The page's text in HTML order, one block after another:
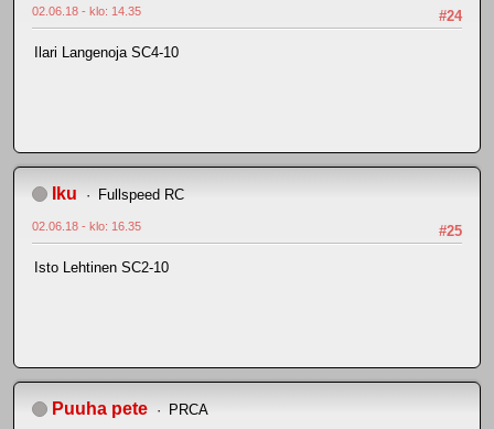
#24
02.06.18 - klo: 14.35
Ilari Langenoja SC4-10
Iku Fullspeed RC
#25
02.06.18 - klo: 16.35
Isto Lehtinen SC2-10
Puuha pete PRCA